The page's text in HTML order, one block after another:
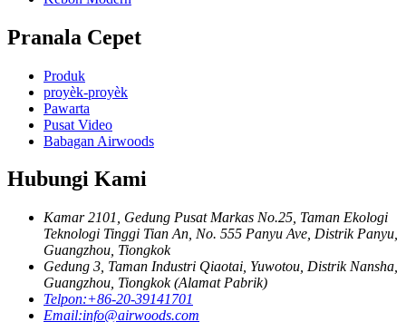
Pranala Cepet
Produk
proyèk-proyèk
Pawarta
Pusat Video
Babagan Airwoods
Hubungi Kami
Kamar 2101, Gedung Pusat Markas No.25, Taman Ekologi
Teknologi Tinggi Tian An, No. 555 Panyu Ave, Distrik Panyu,
Guangzhou, Tiongkok
Gedung 3, Taman Industri Qiaotai, Yuwotou, Distrik Nansha,
Guangzhou, Tiongkok (Alamat Pabrik)
Telpon:+86-20-39141701
Email:info@airwoods.com